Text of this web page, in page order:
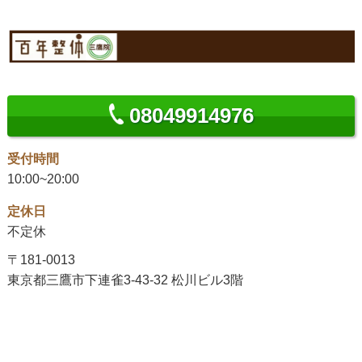
08049914976
受付時間
10:00~20:00
定休日
不定休
〒181-0013
東京都三鷹市下連雀3-43-32 松川ビル3階